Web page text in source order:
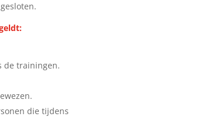
de trainingen.
die tijdens